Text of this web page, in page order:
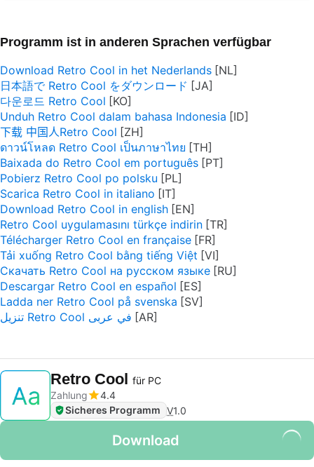
Programm ist in anderen Sprachen verfügbar
Download Retro Cool in het Nederlands
日本語で Retro Cool をダウンロード
다운로드 Retro Cool
Unduh Retro Cool dalam bahasa Indonesia
下载 中国人Retro Cool
ดาวน์โหลด Retro Cool เป็นภาษาไทย
Baixada do Retro Cool em português
Pobierz Retro Cool po polsku
Scarica Retro Cool in italiano
Download Retro Cool in english
Retro Cool uygulamasını türkçe indirin
Télécharger Retro Cool en française
Tải xuống Retro Cool bằng tiếng Việt
Скачать Retro Cool на русском языке
Descargar Retro Cool en español
Ladda ner Retro Cool på svenska
تنزيل Retro Cool في عربى
Retro Cool für PC
Zahlung
4.4
Sicheres Programm V1.0
Download